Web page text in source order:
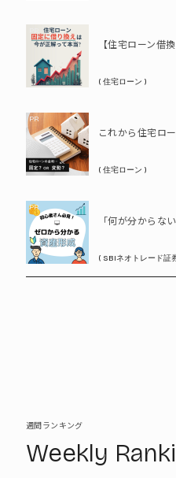
( 住宅ローン )
PR
( 住宅ローン )
PR
( SBIネオトレード証
週間ランキング
Weekly